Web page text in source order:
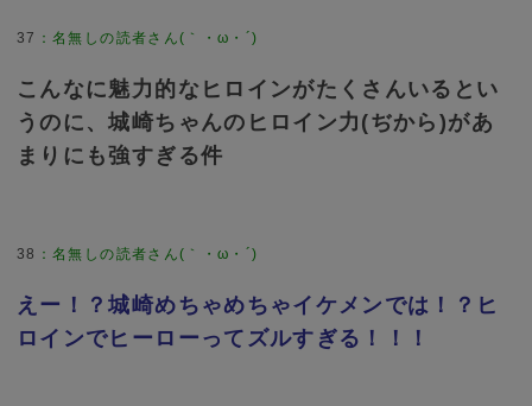
37 ：名無しの読者さん(｀・ω・´)
こんなに魅力的なヒロインがたくさんいるとい
うのに、城崎ちゃんのヒロイン力(ぢから)があ
まりにも強すぎる件
38 ：名無しの読者さん(｀・ω・´)
えー！？城崎めちゃめちゃイケメンでは！？ヒ
ロインでヒーローってズルすぎる！！！